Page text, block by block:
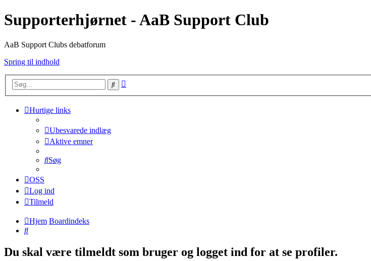
Supporterhjørnet - AaB Support Club
AaB Support Clubs debatforum
Spring til indhold
Søg
Hurtige links
Ubesvarede indlæg
Aktive emner
Søg
OSS
Log ind
Tilmeld
Hjem Boardindeks
Søg
Du skal være tilmeldt som bruger og logget ind for at se profiler.